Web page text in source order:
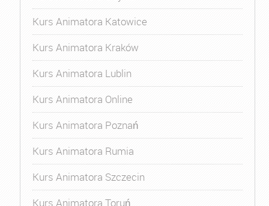
Kurs Animatora Katowice
Kurs Animatora Kraków
Kurs Animatora Lublin
Kurs Animatora Online
Kurs Animatora Poznań
Kurs Animatora Rumia
Kurs Animatora Szczecin
Kurs Animatora Toruń